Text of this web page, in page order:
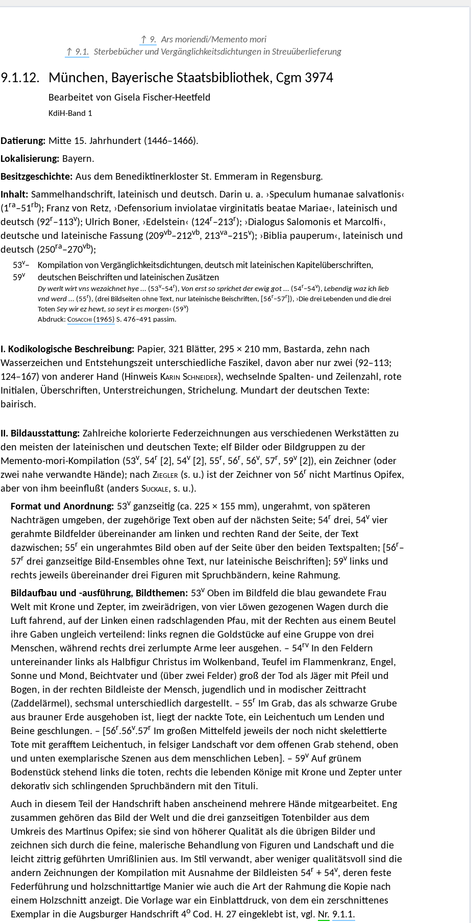
↑ 9. Ars moriendi/Memento mori
↑ 9.1. Sterbebücher und Vergänglichkeitsdichtungen in Streuüberlieferung
9.1.12. München, Bayerische Staatsbibliothek, Cgm 3974
Bearbeitet von Gisela Fischer-Heetfeld
KdiH-Band 1
Datierung: Mitte 15. Jahrhundert (1446–1466).
Lokalisierung: Bayern.
Besitzgeschichte: Aus dem Benediktinerkloster St. Emmeram in Regensburg.
Inhalt: Sammelhandschrift, lateinisch und deutsch. Darin u. a. ›Speculum humanae salvationis‹
(1ra–51rb); Franz von Retz, ›Defensorium inviolatae virginitatis beatae Mariae‹, lateinisch und
deutsch (92r–113v); Ulrich Boner, ›Edelstein‹ (124r–213r); ›Dialogus Salomonis et Marcolfi‹,
deutsche und lateinische Fassung (209vb–212vb, 213va–215v); ›Biblia pauperum‹, lateinisch und
deutsch (250ra–270vb);
53v–
59v
Kompilation von Vergänglichkeitsdichtungen, deutsch mit lateinischen Kapitelüberschriften,
deutschen Beischriften und lateinischen Zusätzen
Dy werlt wirt vns wezaichnet hye ... (53v–54r), Von erst so sprichet der ewig got ... (54r–54v), Lebendig waz ich lieb
vnd werd ... (55r), (drei Bildseiten ohne Text, nur lateinische Beischriften, [56r–57r ]), ›Die drei Lebenden und die drei
Toten Sey wir ez hewt, so seyt ir es morgen‹ (59v)
Abdruck: Cosacchi (1965) S. 476–491 passim.
I. Kodikologische Beschreibung: Papier, 321 Blätter, 295 × 210 mm, Bastarda, zehn nach
Wasserzeichen und Entstehungszeit unterschiedliche Faszikel, davon aber nur zwei (92–113;
124–167) von anderer Hand (Hinweis Karin Schneider), wechselnde Spalten- und Zeilenzahl, rote
Initialen, Überschriften, Unterstreichungen, Strichelung. Mundart der deutschen Texte:
bairisch.
II. Bildausstattung: Zahlreiche kolorierte Federzeichnungen aus verschiedenen Werkstätten zu
den meisten der lateinischen und deutschen Texte; elf Bilder oder Bildgruppen zu der
Memento-mori-Kompilation (53v, 54r [2], 54v [2], 55r, 56r, 56v, 57r, 59v
[2]), ein Zeichner (oder
zwei nahe verwandte Hände); nach Ziegler(s. u.) ist der Zeichner von 56r nicht Martinus Opifex,
aber von ihm beeinflußt (anders Suckale, s. u.).
Format und Anordnung: 53v ganzseitig (ca. 225 × 155 mm), ungerahmt, von späteren
Nachträgen umgeben, der zugehörige Text oben auf der nächsten Seite; 54r drei, 54v vier
gerahmte Bildfelder übereinander am linken und rechten Rand der Seite, der Text
dazwischen; 55r ein ungerahmtes Bild oben auf der Seite über den beiden Textspalten; [56r–
57r drei ganzseitige Bild-Ensembles ohne Text, nur lateinische Beischriften]; 59v links und
rechts jeweils übereinander drei Figuren mit Spruchbändern, keine Rahmung.
Bildaufbau und -ausführung, Bildthemen: 53v Oben im Bildfeld die blau gewandete Frau
Welt mit Krone und Zepter, im zweirädrigen, von vier Löwen gezogenen Wagen durch die
Luft fahrend, auf der Linken einen radschlagenden Pfau, mit der Rechten aus einem Beutel
ihre Gaben ungleich verteilend: links regnen die Goldstücke auf eine Gruppe von drei
Menschen, während rechts drei zerlumpte Arme leer ausgehen. – 54rv In den Feldern
untereinander links als Halbfigur Christus im Wolkenband, Teufel im Flammenkranz, Engel,
Sonne und Mond, Beichtvater und (über zwei Felder) groß der Tod als Jäger mit Pfeil und
Bogen, in der rechten Bildleiste der Mensch, jugendlich und in modischer Zeittracht
(Zaddelärmel), sechsmal unterschiedlich dargestellt. – 55r Im Grab, das als schwarze Grube
aus brauner Erde ausgehoben ist, liegt der nackte Tote, ein Leichentuch um Lenden und
Beine geschlungen. – [56r.56v.57r Im großen Mittelfeld jeweils der noch nicht skelettierte
Tote mit gerafftem Leichentuch, in felsiger Landschaft vor dem offenen Grab stehend, oben
und unten exemplarische Szenen aus dem menschlichen Leben]. – 59v Auf grünem
Bodenstück stehend links die toten, rechts die lebenden Könige mit Krone und Zepter unter
dekorativ sich schlingenden Spruchbändern mit den Tituli.
Auch in diesem Teil der Handschrift haben anscheinend mehrere Hände mitgearbeitet. Eng
zusammen gehören das Bild der Welt und die drei ganzseitigen Totenbilder aus dem
Umkreis des Martinus Opifex; sie sind von höherer Qualität als die übrigen Bilder und
zeichnen sich durch die feine, malerische Behandlung von Figuren und Landschaft und die
leicht zittrig geführten Umrißlinien aus. Im Stil verwandt, aber weniger qualitätsvoll sind die
andern Zeichnungen der Kompilation mit Ausnahme der Bildleisten 54r + 54v, deren feste
Federführung und holzschnittartige Manier wie auch die Art der Rahmung die Kopie nach
einem Holzschnitt anzeigt. Die Vorlage war ein Einblattdruck, von dem ein zerschnittenes
Exemplar in die Augsburger Handschrift 4oCod. H. 27 eingeklebt ist, vgl. Nr. 9.1.1.